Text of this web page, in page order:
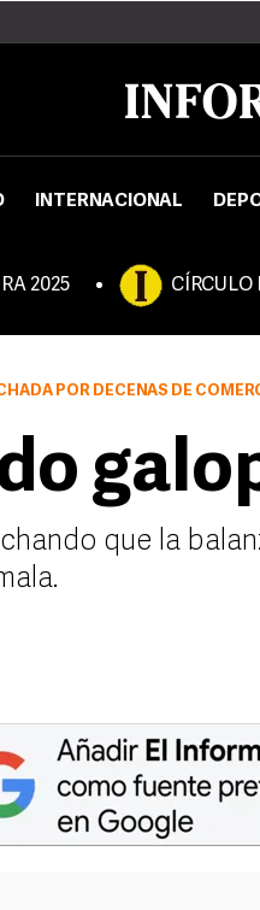
INTERNACIONAL
2025
DE COMERCIANTES Y AMAS DE CASA DEL
que la